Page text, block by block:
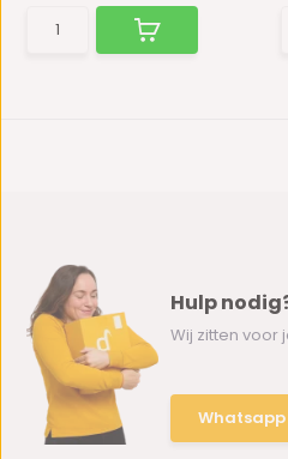
Hulp
Wij zitten voor
Whatsapp